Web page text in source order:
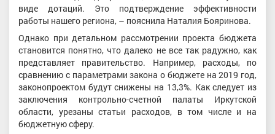
виде дотаций. Это подтверждение эффективности
работы нашего региона, – пояснила Наталия Бояринова.
Однако при детальном рассмотрении проекта бюджета
становится понятно, что далеко не все так радужно, как
представляет правительство. Например, расходы, по
сравнению с параметрами закона о бюджете на 2019 год,
законопроектом будут снижены на 13,3%. Как следует из
заключения контрольно-счетной палаты Иркутской
области, урезаны статьи расходов, в том числе и на
бюджетную сферу.